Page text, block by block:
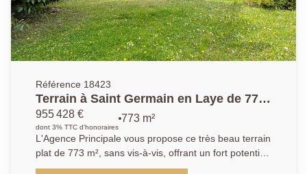
Référence 18423
Terrain à Saint Germain en Laye de 773
m²
955 428 €
dont 3% TTC d'honoraires
773 m²
L'Agence Principale vous propose ce très beau terrain
plat de 773 m², sans vis-à-vis, offrant un fort potentiel
de constructibilité pour une maison individuelle.